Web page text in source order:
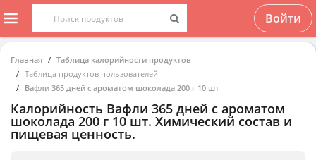
Войти
Главная
Таблица калорийности продуктов
Таблица продуктов пользователей
Вафли 365 дней с ароматом шоколада 200 г 10 шт
Калорийность Вафли 365 дней с ароматом
шоколада 200 г 10 шт. Химический состав и
пищевая ценность.